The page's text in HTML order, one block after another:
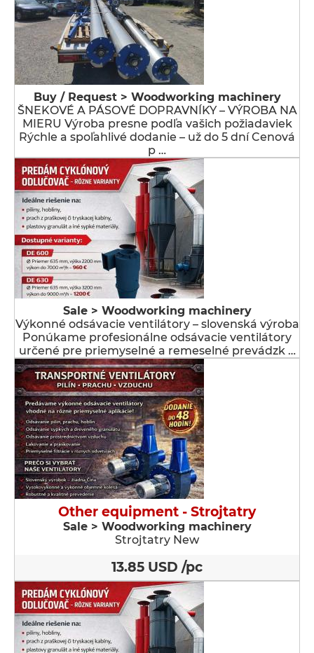
Buy / Request > Woodworking machinery
ŠNEKOVÉ A PÁSOVÉ DOPRAVNÍKY – VÝROBA NA
MIERU Výroba presne podľa vašich požiadaviek
Rýchle a spoľahlivé dodanie – už do 5 dní Cenová
p …
Sale > Woodworking machinery
Výkonné odsávacie ventilátory – slovenská výroba
Ponúkame profesionálne odsávacie ventilátory
určené pre priemyselné a remeselné prevádzk …
Other equipment - Strojtatry
Sale > Woodworking machinery
Strojtatry New
13.85 USD /pc